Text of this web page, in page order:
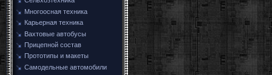
Многоосная техника
Карьерная техника
Вахтовые автобусы
Прицепной состав
Прототипы и макеты
Самодельные автомобили